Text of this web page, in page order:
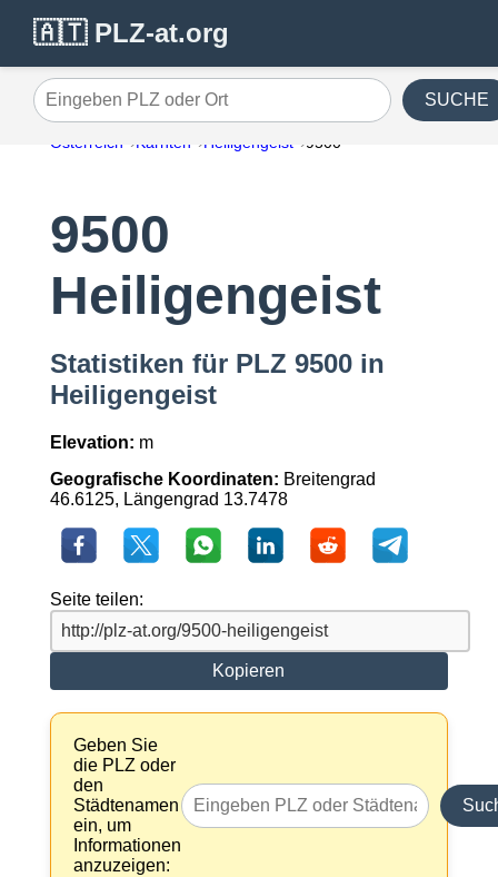
🇦🇹 PLZ-at.org
Eingeben PLZ oder Ort SUCHE
Österreich Kärnten Heiligengeist 9500
9500
Heiligengeist
Statistiken für PLZ 9500 in
Heiligengeist
Elevation: m
Geografische Koordinaten: Breitengrad
46.6125, Längengrad 13.7478
Seite teilen:
Kopieren
Geben Sie
die PLZ oder
den
Städtenamen
ein, um
Informationen
anzuzeigen: